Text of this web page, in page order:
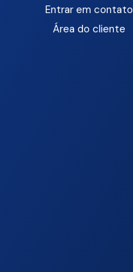
Entrar em contato
Área do cliente